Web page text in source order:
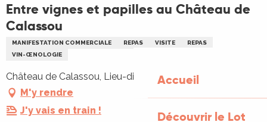
Accueil
Découvrir le Lot
Entre vignes et papilles au Château de
Calassou
MANIFESTATION COMMERCIALE REPAS VISITE
REPAS
VIN-ŒNOLOGIE
Château de Calassou, Lieu-dit Calassou, 46700 Duravel
M'y rendre
J'y vais en train !